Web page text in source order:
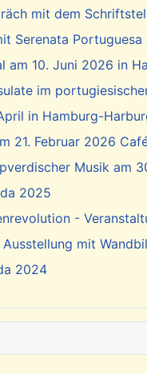
mit dem
Serenata
am 10. Juni 2026 in
im
in Hamburg-
21. Februar 2026
Musik am
2025
-
mit
2024